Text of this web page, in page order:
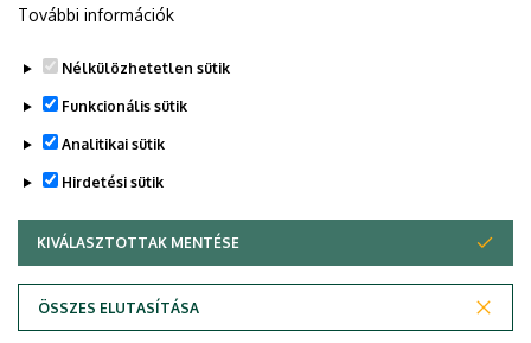
További információk
Nélkülözhetetlen sütik
Funkcionális sütik
Analitikai sütik
Hirdetési sütik
KIVÁLASZTOTTAK MENTÉSE
ÖSSZES ELUTASÍTÁSA
WITHDRAW CONSENT